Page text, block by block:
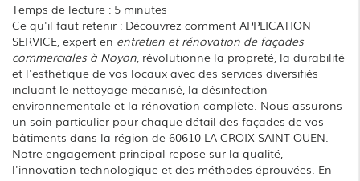
Temps de lecture : 5 minutes
Ce qu'il faut retenir : Découvrez comment APPLICATION
SERVICE, expert en entretien et rénovation de façades
commerciales à Noyon, révolutionne la propreté, la durabilité
et l'esthétique de vos locaux avec des services diversifiés
incluant le nettoyage mécanisé, la désinfection
environnementale et la rénovation complète. Nous assurons
un soin particulier pour chaque détail des façades de vos
bâtiments dans la région de 60610 LA CROIX-SAINT-OUEN.
Notre engagement principal repose sur la qualité,
l'innovation technologique et des méthodes éprouvées. En